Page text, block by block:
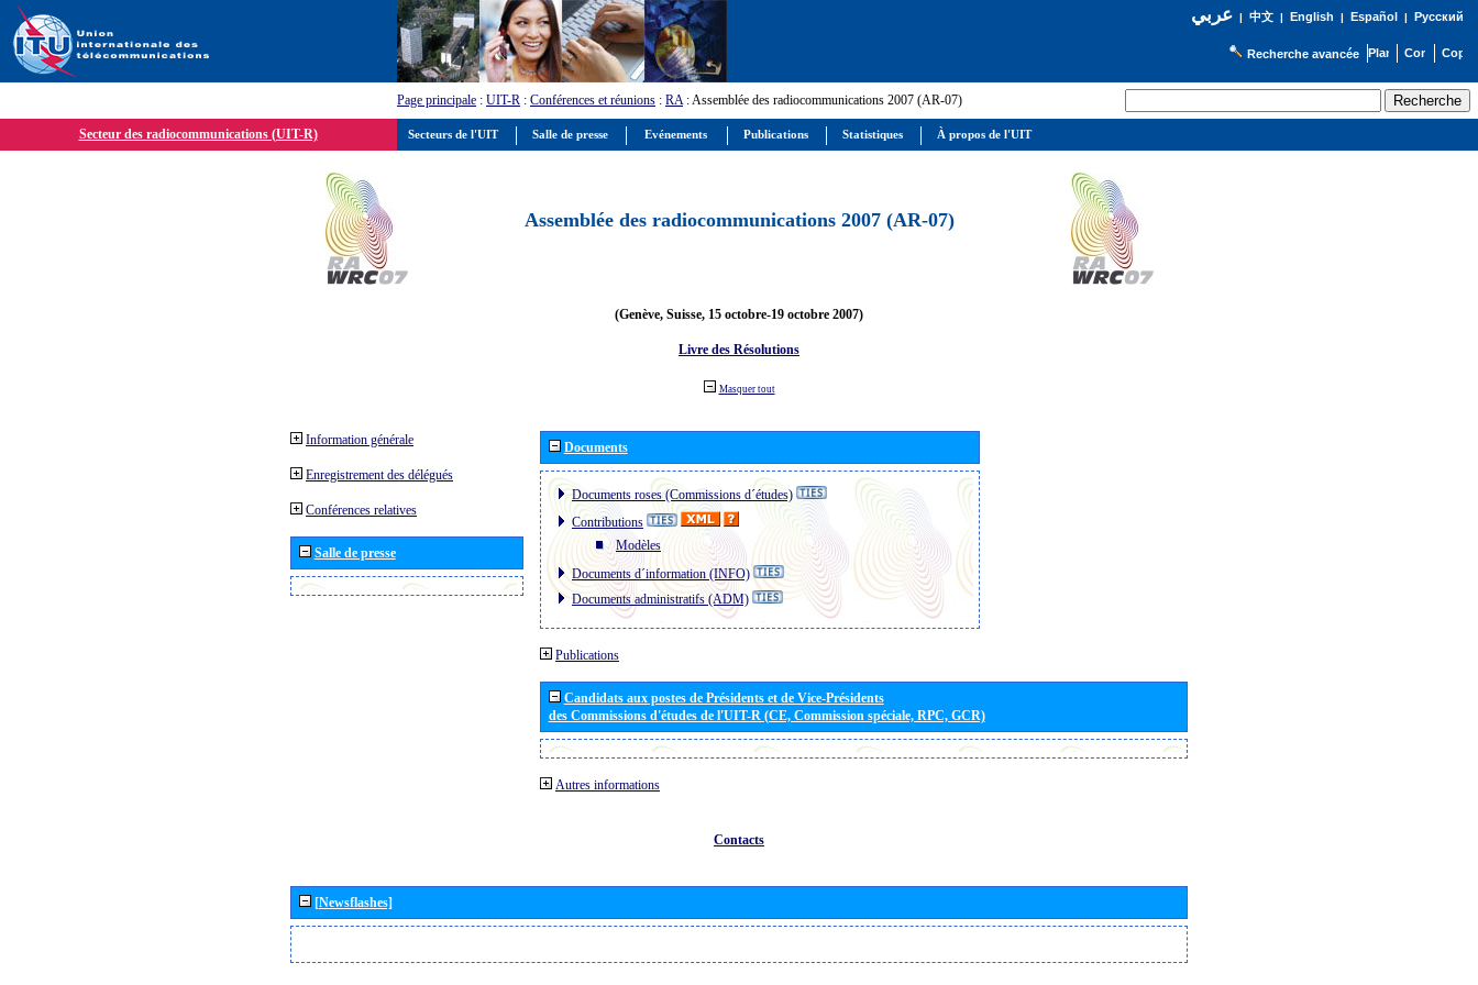
عربي| 中文| English | Español | Русский
Recherche avancée
Page principale : UIT-R : Conférences et réunions : RA: Assemblée des radiocommunications 2007 (AR-07)
Secteur des radiocommunications (UIT-R)
Assemblée des radiocommunications 2007 (AR-07)
(Genève, Suisse, 15 octobre-19 octobre 2007)
Livre des Résolutions
Masquer tout
Information générale
Enregistrement des délégués
Conférences relatives
Salle de presse
Documents
Documents roses (Commissions d´études)
Contributions
Modèles
Documents d´information (INFO)
Documents administratifs (ADM)
Publications
Candidats aux postes de Présidents et de Vice-Présidents
des Commissions d'études de l'UIT-R (CE, Commission spéciale, RPC, GCR)
Autres informations
Contacts
[Newsflashes]
Secteurs de l'UIT Salle de presse Evénements Publications Statistiques À propos de l'UIT